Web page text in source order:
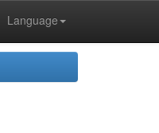
Language